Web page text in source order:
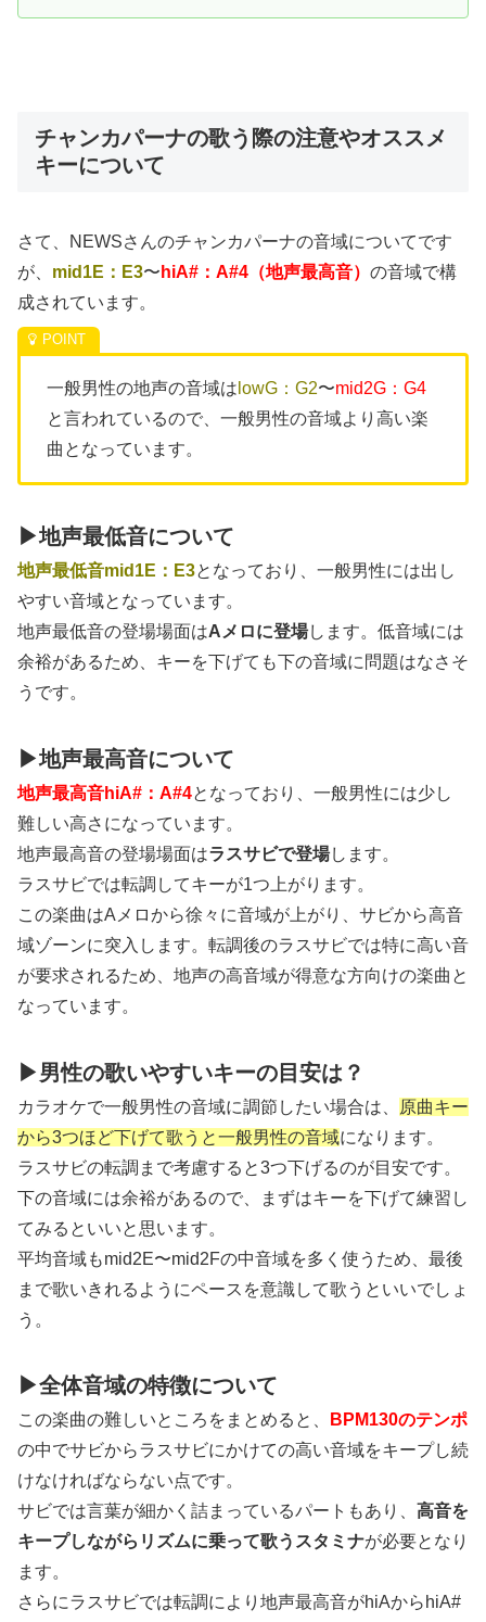
チャンカパーナの歌う際の注意やオススメ
キーについて
さて、NEWSさんのチャンカパーナの音域についてです
が、 mid1E：E3〜 hiA#：A#4（地声最高音） の音域で構
成されています。
一般男性の地声の音域は lowG：G2〜mid2G：G4
と言われているので、一般男性の音域より高い楽
曲となっています。
▶地声最低音について
地声最低音mid1E：E3となっており、一般男性には出し
やすい音域となっています。
地声最低音の登場場面はAメロに登場します。低音域には
余裕があるため、キーを下げても下の音域に問題はなさそ
うです。
▶地声最高音について
地声最高音hiA#：A#4となっており、一般男性には少し
難しい高さになっています。
地声最高音の登場場面はラスサビで登場します。
ラスサビでは転調してキーが1つ上がります。
この楽曲はAメロから徐々に音域が上がり、サビから高音
域ゾーンに突入します。転調後のラスサビでは特に高い音
が要求されるため、地声の高音域が得意な方向けの楽曲と
なっています。
▶男性の歌いやすいキーの目安は？
カラオケで一般男性の音域に調節したい場合は、
原曲キー
から3つほど下げて歌うと一般男性の音域になります。
ラスサビの転調まで考慮すると3つ下げるのが目安です。
下の音域には余裕があるので、まずはキーを下げて練習し
てみるといいと思います。
平均音域もmid2E〜mid2Fの中音域を多く使うため、最後
まで歌いきれるようにペースを意識して歌うといいでしょ
う。
▶全体音域の特徴について
この楽曲の難しいところをまとめると、
BPM130のテンポ
の中でサビからラスサビにかけての高い音域をキープし続
けなければならない点です。
サビでは言葉が細かく詰まっているパートもあり、 高音を
キープしながらリズムに乗って歌うスタミナが必要となり
ます。
さらにラスサビでは転調により地声最高音がhiAからhiA#